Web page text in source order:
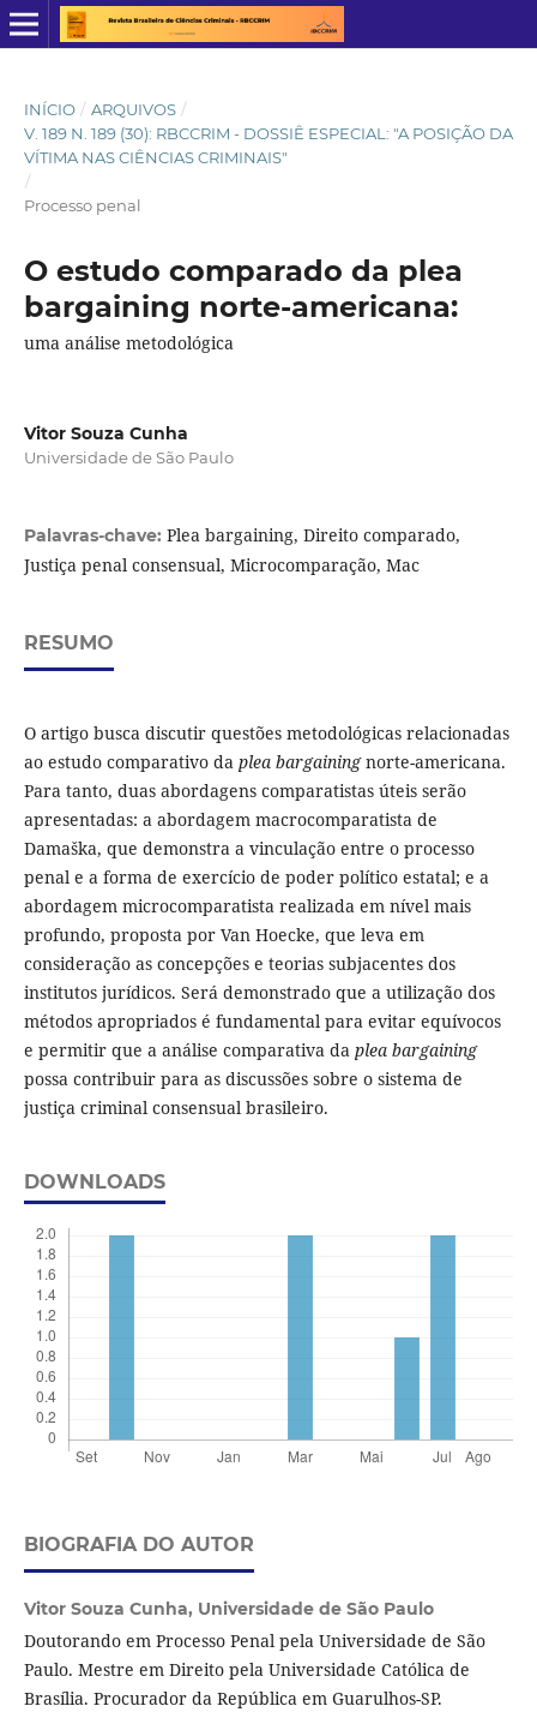
INÍCIO / ARQUIVOS /
V. 189 N. 189 (30): RBCCRIM - DOSSIÊ ESPECIAL: "A POSIÇÃO DA
VÍTIMA NAS CIÊNCIAS CRIMINAIS"
/
Processo penal
O estudo comparado da plea
bargaining norte-americana:
uma análise metodológica
Vitor Souza Cunha
Universidade de São Paulo
Palavras-chave: Plea bargaining, Direito comparado,
Justiça penal consensual, Microcomparação, Mac
RESUMO
O artigo busca discutir questões metodológicas relacionadas
ao estudo comparativo da plea bargainingnorte-americana.
Para tanto, duas abordagens comparatistas úteis serão
apresentadas: a abordagem macrocomparatista de
Damaška, que demonstra a vinculação entre o processo
penal e a forma de exercício de poder político estatal; e a
abordagem microcomparatista realizada em nível mais
profundo, proposta por Van Hoecke, que leva em
consideração as concepções e teorias subjacentes dos
institutos jurídicos. Será demonstrado que a utilização dos
métodos apropriados é fundamental para evitar equívocos
e permitir que a análise comparativa da plea bargaining
possa contribuir para as discussões sobre o sistema de
justiça criminal consensual brasileiro.
DOWNLOADS
BIOGRAFIA DO AUTOR
Vitor Souza Cunha, Universidade de São Paulo
Doutorando em Processo Penal pela Universidade de São
Paulo. Mestre em Direito pela Universidade Católica de
Brasília. Procurador da República em Guarulhos-SP.